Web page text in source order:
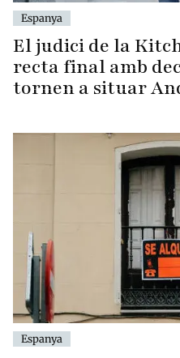
Espanya
El judici de la
recta final amb
tornen a situar
Espanya